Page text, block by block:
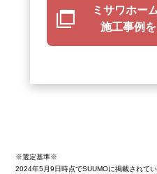
ミサワホー
施工事例
※選定基準※
2024年5月9日時点でSUUMOに掲載されて